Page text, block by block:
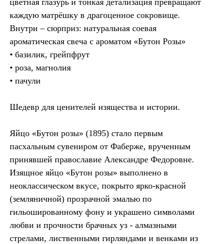
цветная глазурь и тонкая детализация превращают
каждую матрёшку в драгоценное сокровище.
Внутри – сюрприз: натуральная соевая
ароматическая свеча с ароматом «Бутон Розы»
• базилик, грейпфрут
• роза, магнолия
• пачули
Шедевр для ценителей изящества и истории.
Яйцо «Бутон розы» (1895) стало первым
пасхальным сувениром от Фаберже, врученным
принявшей православие Александре Федоровне.
Изящное яйцо «Бутон розы» выполнено в
неоклассическом вкусе, покрыто ярко-красной
(земляничной) прозрачной эмалью по
гильошированному фону и украшено символами
любви и прочности брачных уз - алмазными
стрелами, лиственными гирляндами и венками из